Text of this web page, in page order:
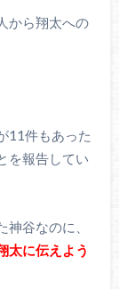
から翔太への
11件もあった
を報告してい
谷なのに、
太に伝えよう